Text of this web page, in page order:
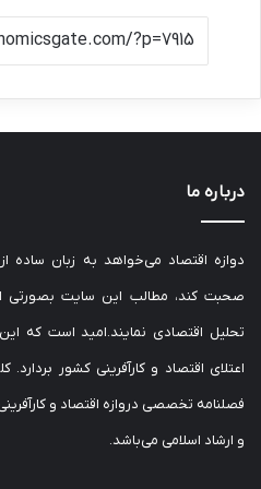
درباره ما
دوازه اقتصاد می‌خواهد به زبان ساده
صحبت کند، مطالب این سایت بصورتی
تحلیل اقتصادی نمایند.امید است که
اعتلای اقتصاد و کارآفرینی کشور
و ارشاد اسلامی می‌باشد.